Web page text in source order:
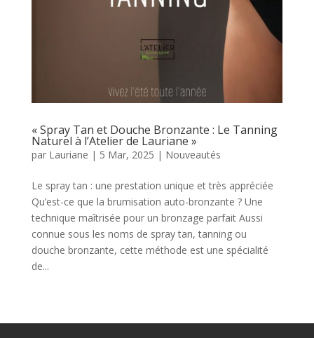
« Spray Tan et Douche Bronzante : Le Tanning
Naturel à l’Atelier de Lauriane »
par Lauriane | 5 Mar, 2025 | Nouveautés
Le spray tan : une prestation unique et très appréciée
Qu’est-ce que la brumisation auto-bronzante ? Une
technique maîtrisée pour un bronzage parfait Aussi
connue sous les noms de spray tan, tanning ou
douche bronzante, cette méthode est une spécialité
de...